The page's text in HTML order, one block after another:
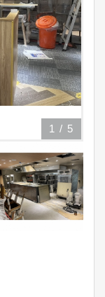
1 / 5